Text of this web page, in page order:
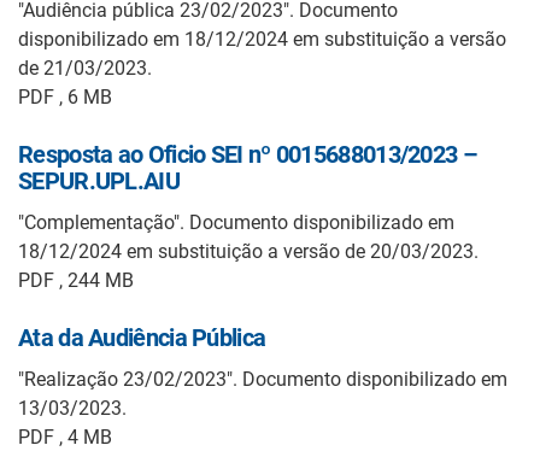
"Audiência pública 23/02/2023". Documento
disponibilizado em 18/12/2024 em substituição a versão
de 21/03/2023.
PDF , 6 MB
Resposta ao Oficio SEI nº 0015688013/2023 –
SEPUR.UPL.AIU
"Complementação". Documento disponibilizado em
18/12/2024 em substituição a versão de 20/03/2023.
PDF , 244 MB
Ata da Audiência Pública
"Realização 23/02/2023". Documento disponibilizado em
13/03/2023.
PDF , 4 MB